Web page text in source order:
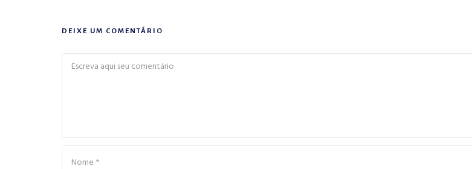
DEIXE UM COMENTÁRIO